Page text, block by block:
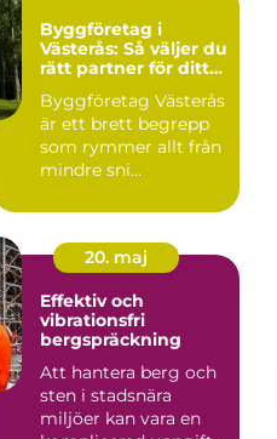
Byggföretag i
Västerås: Så väljer du
rätt partner för ditt
Byggföretag Västerås
är ett brett begrepp
som rymmer allt från
mindre sni...
20. maj
Effektiv och
vibrationsfri
bergspräckning
Att hantera berg och
sten i stadsnära
miljöer kan vara en